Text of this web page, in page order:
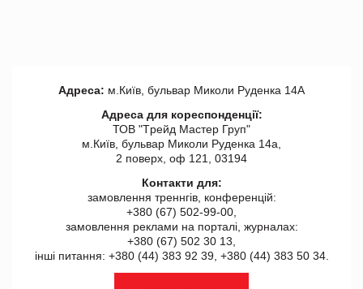
Адреса: м.Київ, бульвар Миколи Руденка 14А
Адреса для кореспонденції:
ТОВ "Tрейд Мастер Груп"
м.Київ, бульвар Миколи Руденка 14а,
2 поверх, оф 121, 03194
Контакти для:
замовлення треннгів, конференцій:
+380 (67) 502-99-00,
замовлення реклами на порталі, журналах:
+380 (67) 502 30 13,
інші питання: +380 (44) 383 92 39, +380 (44) 383 50 34.